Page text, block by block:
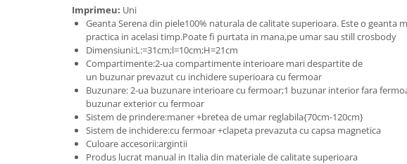
Imprimeu: Uni
Geanta Serena din piele100% naturala de calitate superioara. Este o geanta
practica in acelasi timp.Poate fi purtata in mana,pe umar sau still crosbody
Dimensiuni:L:=31cm;l=10cm;H=21cm
Compartimente:2-ua compartimente interioare mari despartite de
un buzunar prevazut cu inchidere superioara cu fermoar
Buzunare: 2-ua buzunare interioare cu fermoar;1 buzunar interior fara
buzunar exterior cu fermoar
Sistem de prindere:maner +bretea de umar reglabila{70cm-120cm}
Sistem de inchidere:cu fermoar +clapeta prevazuta cu capsa magnetica
Culoare accesorii:argintii
Produs lucrat manual in Italia din materiale de calitate superioara